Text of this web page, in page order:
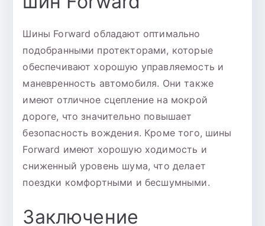
Шины Forward обладают оптимально
подобранными протекторами, которые
обеспечивают хорошую управляемость и
маневренность автомобиля. Они также
имеют отличное сцепление на мокрой
дороге, что значительно повышает
безопасность вождения. Кроме того, шины
Forward имеют хорошую ходимость и
сниженный уровень шума, что делает
поездки комфортными и бесшумными.
Заключение